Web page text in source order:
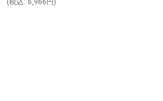
(税込 : 6,966 円)